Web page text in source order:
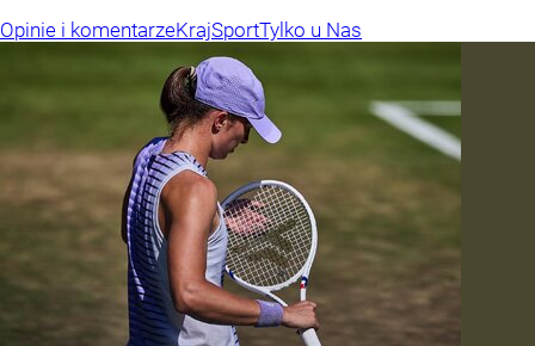
Opinie i komentarzeKrajSportTylko u Nas